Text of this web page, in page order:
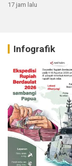
17 jam lalu
Infografik